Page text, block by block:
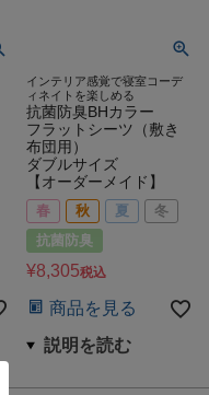
インテリア感覚で寝室コーデ
ィネイトを楽しめる
抗菌防臭BHカラー
フラットシーツ（敷き
布団用）
ダブルサイズ
【オーダーメイド】
春 秋 夏
冬
抗菌防臭
¥8,305税込
商品を見る